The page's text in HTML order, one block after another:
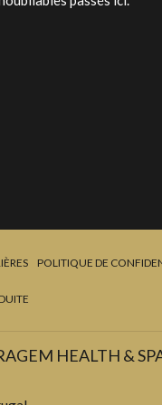
POLITIQUE DE
HEALTH &